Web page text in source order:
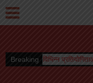
Breakingका आयोजन बीमारी